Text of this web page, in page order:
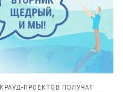
ПРОЕКТОВ ПОЛУЧАТ